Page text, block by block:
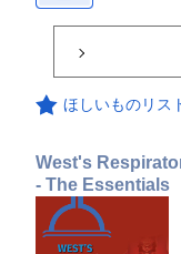
ほしいものリス
West's
- The Essentials